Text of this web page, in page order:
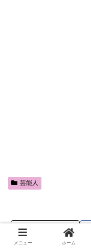
芸能人
メニュー ホーム